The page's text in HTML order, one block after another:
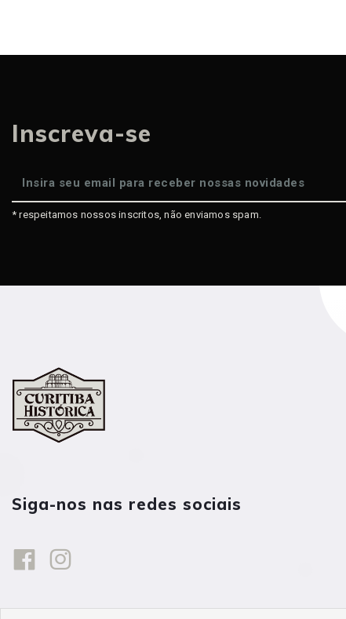
Inscreva-se
* respeitamos nossos inscritos, não enviamos spam.
Siga-nos nas redes sociais